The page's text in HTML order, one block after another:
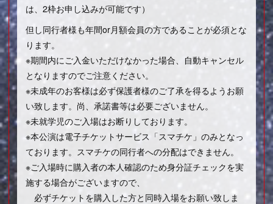
は、2枠お申し込みが可能です）
但し同行者様も年間or月額会員の方であることが必須とな
ります。
※期間内にご入金いただけなかった場合、自動キャンセル
となりますのでご注意ください。
※未成年のお客様は必ず保護者様のご了承を得るようお願
い致します。尚、承諾書等は必要ございません。
※未就学児のご入場はお断りしております。
※本公演は電子チケットサービス「スマチケ」のみとなっ
ております。スマチケの同行者への分配はできません。
※ご入場時に購入者の本人確認のため身分証チェックを実
施する場合がございますので、
必ずチケットを購入した方と同時入場をお願い致しま